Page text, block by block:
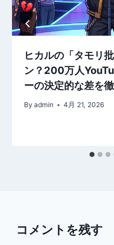
ヒカルの「タモリ
ン？200万人
ーの決定的な差を
By admin 4月 21, 2026
コメントを残す